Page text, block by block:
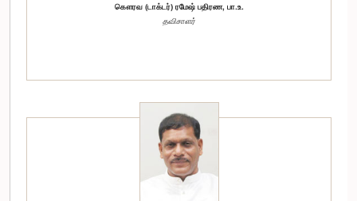
கௌரவ (டாக்டர்) ரமேஷ் பதிரண, பா.உ.
தவிசாளர்